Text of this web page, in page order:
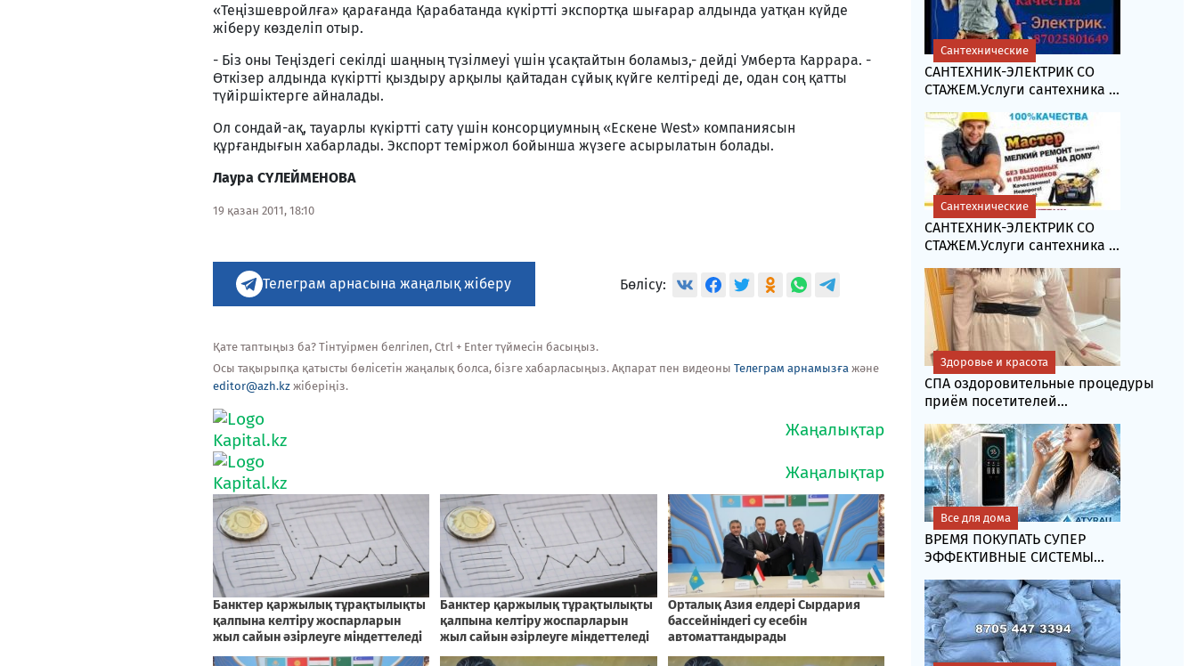
«Теңізшевройлға» қарағанда Қарабатанда күкіртті экспортқа шығарар алдында уатқан күйде
жіберу көзделіп отыр.
- Біз оны Теңіздегі секілді шаңның түзілмеуі үшін ұсақтайтын боламыз,- дейді Умберта Каррара. -
Өткізер алдында күкіртті қыздыру арқылы қайтадан сұйық күйге келтіреді де, одан соң қатты
түйіршіктерге айналады.
Ол сондай-ақ, тауарлы күкіртті сату үшін консорциумның «Ескене West» компаниясын
құрғандығын хабарлады. Экспорт теміржол бойынша жүзеге асырылатын болады.
Лаура СҮЛЕЙМЕНОВА
19 қазан 2011, 18:10
Телеграм арнасына жаңалық жіберу Бөлісу:
Қате таптыңыз ба? Тінтуірмен белгілеп, Ctrl + Enter түймесін басыңыз.
Осы тақырыпқа қатысты бөлісетін жаңалық болса, бізге хабарласыңыз. Ақпарат пен видеоны Телеграм арнамызға және
editor@azh.kz жіберіңіз.
САНТЕХНИК-ЭЛЕКТРИК СО
СТАЖЕМ.Услуги сантехника ...
Сантехнические
САНТЕХНИК-ЭЛЕКТРИК СО
СТАЖЕМ.Услуги сантехника ...
Сантехнические
СПА оздоровительные процедуры
приём посетителей...
Здоровье и красота
ВРЕМЯ ПОКУПАТЬ СУПЕР
ЭФФЕКТИВНЫЕ СИСТЕМЫ...
Все для дома